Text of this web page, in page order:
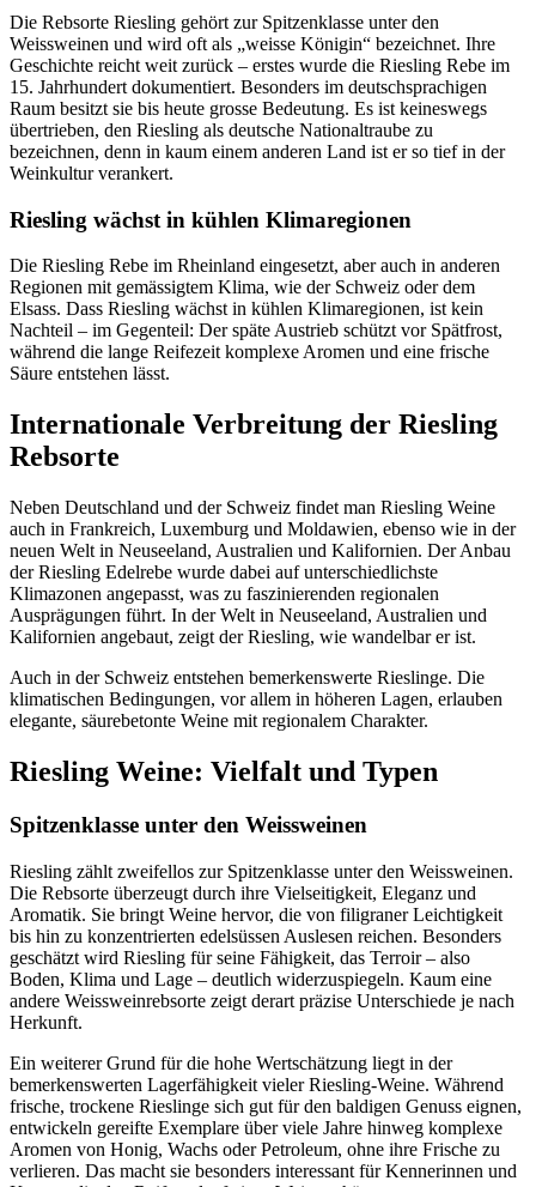
Die Rebsorte Riesling gehört zur Spitzenklasse unter den
Weissweinen und wird oft als „weisse Königin“ bezeichnet. Ihre
Geschichte reicht weit zurück – erstes wurde die Riesling Rebe im
15. Jahrhundert dokumentiert. Besonders im deutschsprachigen
Raum besitzt sie bis heute grosse Bedeutung. Es ist keineswegs
übertrieben, den Riesling als deutsche Nationaltraube zu
bezeichnen, denn in kaum einem anderen Land ist er so tief in der
Weinkultur verankert.
Riesling wächst in kühlen Klimaregionen
Die Riesling Rebe im Rheinland eingesetzt, aber auch in anderen
Regionen mit gemässigtem Klima, wie der Schweiz oder dem
Elsass. Dass Riesling wächst in kühlen Klimaregionen, ist kein
Nachteil – im Gegenteil: Der späte Austrieb schützt vor Spätfrost,
während die lange Reifezeit komplexe Aromen und eine frische
Säure entstehen lässt.
Internationale Verbreitung der Riesling
Rebsorte
Neben Deutschland und der Schweiz findet man Riesling Weine
auch in Frankreich, Luxemburg und Moldawien, ebenso wie in der
neuen Welt in Neuseeland, Australien und Kalifornien. Der Anbau
der Riesling Edelrebe wurde dabei auf unterschiedlichste
Klimazonen angepasst, was zu faszinierenden regionalen
Ausprägungen führt. In der Welt in Neuseeland, Australien und
Kalifornien angebaut, zeigt der Riesling, wie wandelbar er ist.
Auch in der Schweiz entstehen bemerkenswerte Rieslinge. Die
klimatischen Bedingungen, vor allem in höheren Lagen, erlauben
elegante, säurebetonte Weine mit regionalem Charakter.
Riesling Weine: Vielfalt und Typen
Spitzenklasse unter den Weissweinen
Riesling zählt zweifellos zur Spitzenklasse unter den Weissweinen.
Die Rebsorte überzeugt durch ihre Vielseitigkeit, Eleganz und
Aromatik. Sie bringt Weine hervor, die von filigraner Leichtigkeit
bis hin zu konzentrierten edelsüssen Auslesen reichen. Besonders
geschätzt wird Riesling für seine Fähigkeit, das Terroir – also
Boden, Klima und Lage – deutlich widerzuspiegeln. Kaum eine
andere Weissweinrebsorte zeigt derart präzise Unterschiede je nach
Herkunft.
Ein weiterer Grund für die hohe Wertschätzung liegt in der
bemerkenswerten Lagerfähigkeit vieler Riesling-Weine. Während
frische, trockene Rieslinge sich gut für den baldigen Genuss eignen,
entwickeln gereifte Exemplare über viele Jahre hinweg komplexe
Aromen von Honig, Wachs oder Petroleum, ohne ihre Frische zu
verlieren. Das macht sie besonders interessant für Kennerinnen und